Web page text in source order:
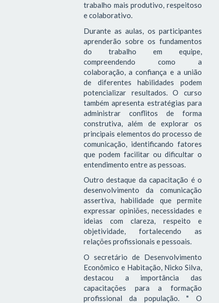
trabalho mais produtivo, respeitoso
e colaborativo.
Durante as aulas, os participantes
aprenderão sobre os fundamentos
do trabalho em equipe,
compreendendo como a
colaboração, a confiança e a união
de diferentes habilidades podem
potencializar resultados. O curso
também apresenta estratégias para
administrar conflitos de forma
construtiva, além de explorar os
principais elementos do processo de
comunicação, identificando fatores
que podem facilitar ou dificultar o
entendimento entre as pessoas.
Outro destaque da capacitação é o
desenvolvimento da comunicação
assertiva, habilidade que permite
expressar opiniões, necessidades e
ideias com clareza, respeito e
objetividade, fortalecendo as
relações profissionais e pessoais.
O secretário de Desenvolvimento
Econômico e Habitação, Nicko Silva,
destacou a importância das
capacitações para a formação
profissional da população. " O